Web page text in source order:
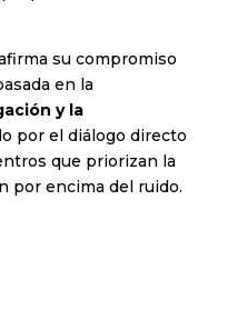
su compromiso
en la
y la
por el diálogo directo
que priorizan la
por encima del ruido.